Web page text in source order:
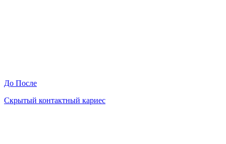
До После
Скрытый контактный кариес